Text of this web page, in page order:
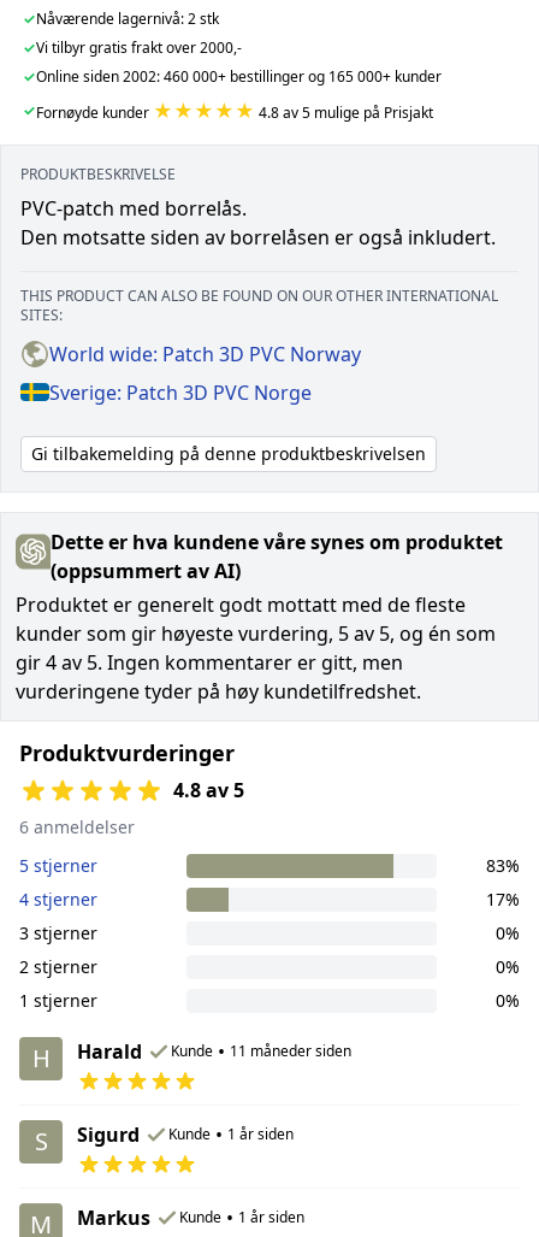
✓Nåværende lagernivå: 2 stk
✓Vi tilbyr gratis frakt over 2000,-
✓Online siden 2002: 460 000+ bestillinger og 165 000+ kunder
✓Fornøyde kunder ★★★★★ 4.8 av 5 mulige på Prisjakt
PRODUKTBESKRIVELSE
PVC-patch med borrelås.
Den motsatte siden av borrelåsen er også inkludert.
THIS PRODUCT CAN ALSO BE FOUND ON OUR OTHER INTERNATIONAL
SITES:
World wide: Patch 3D PVC Norway
Sverige: Patch 3D PVC Norge
Gi tilbakemelding på denne produktbeskrivelsen
Dette er hva kundene våre synes om produktet
(oppsummert av AI)
Produktet er generelt godt mottatt med de fleste
kunder som gir høyeste vurdering, 5 av 5, og én som
gir 4 av 5. Ingen kommentarer er gitt, men
vurderingene tyder på høy kundetilfredshet.
Produktvurderinger
4.8 av 5
6 anmeldelser
5 stjerner
83%
4 stjerner
17%
3 stjerner
0%
2 stjerner
0%
1 stjerner
0%
H Harald Kunde • 11 måneder siden
S Sigurd Kunde • 1 år siden
M Markus Kunde • 1 år siden